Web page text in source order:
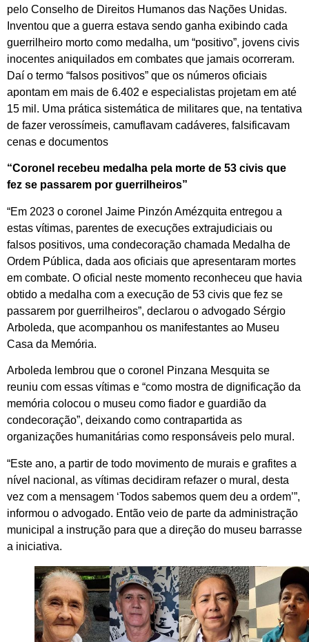
pelo Conselho de Direitos Humanos das Nações Unidas.
Inventou que a guerra estava sendo ganha exibindo cada
guerrilheiro morto como medalha, um “positivo”, jovens civis
inocentes aniquilados em combates que jamais ocorreram.
Daí o termo “falsos positivos” que os números oficiais
apontam em mais de 6.402 e especialistas projetam em até
15 mil. Uma prática sistemática de militares que, na tentativa
de fazer verossímeis, camuflavam cadáveres, falsificavam
cenas e documentos
“Coronel recebeu medalha pela morte de 53 civis que
fez se passarem por guerrilheiros”
“Em 2023 o coronel Jaime Pinzón Amézquita entregou a
estas vítimas, parentes de execuções extrajudiciais ou
falsos positivos, uma condecoração chamada Medalha de
Ordem Pública, dada aos oficiais que apresentaram mortes
em combate. O oficial neste momento reconheceu que havia
obtido a medalha com a execução de 53 civis que fez se
passarem por guerrilheiros”, declarou o advogado Sérgio
Arboleda, que acompanhou os manifestantes ao Museu
Casa da Memória.
Arboleda lembrou que o coronel Pinzana Mesquita se
reuniu com essas vítimas e “como mostra de dignificação da
memória colocou o museu como fiador e guardião da
condecoração”, deixando como contrapartida as
organizações humanitárias como responsáveis pelo mural.
“Este ano, a partir de todo movimento de murais e grafites a
nível nacional, as vítimas decidiram refazer o mural, desta
vez com a mensagem ‘Todos sabemos quem deu a ordem’”,
informou o advogado. Então veio de parte da administração
municipal a instrução para que a direção do museu barrasse
a iniciativa.